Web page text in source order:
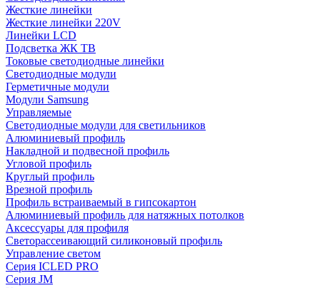
Жесткие линейки
Жесткие линейки 220V
Линейки LCD
Подсветка ЖК ТВ
Токовые светодиодные линейки
Светодиодные модули
Герметичные модули
Модули Samsung
Управляемые
Светодиодные модули для светильников
Алюминиевый профиль
Накладной и подвесной профиль
Угловой профиль
Круглый профиль
Врезной профиль
Профиль встраиваемый в гипсокартон
Алюминиевый профиль для натяжных потолков
Аксессуары для профиля
Светорассеивающий силиконовый профиль
Управление светом
Серия ICLED PRO
Серия JM